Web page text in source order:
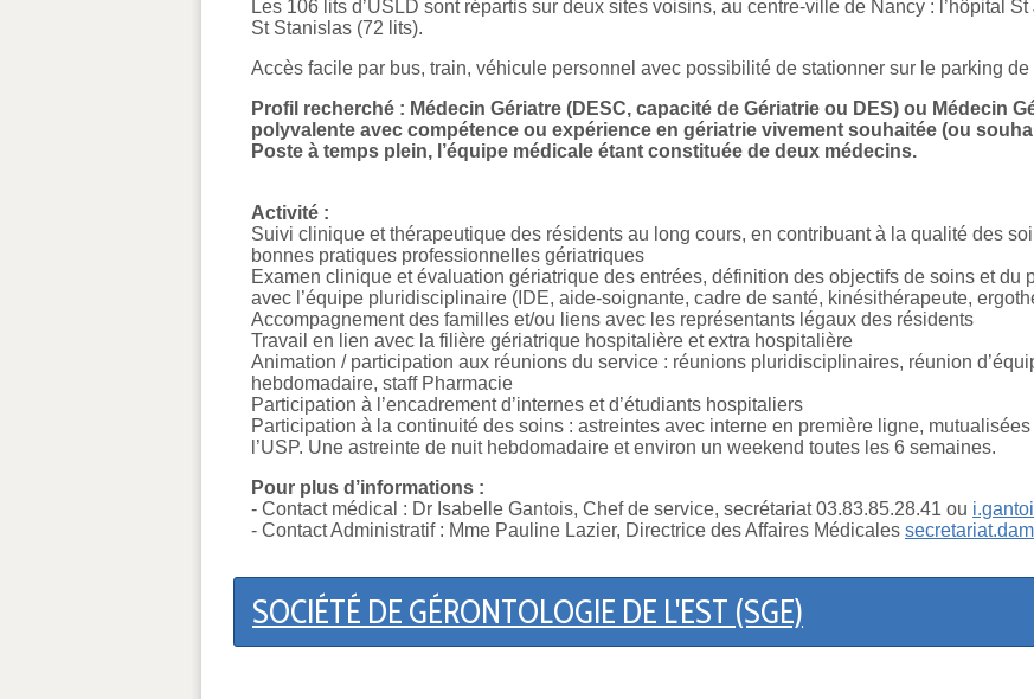
Les 106 lits d’USLD sont répartis sur deux sites voisins, au centre-ville de Nancy : l’hôpital
St Stanislas (72 lits).
Accès facile par bus, train, véhicule personnel avec possibilité de stationner sur le parking de
Profil recherché : Médecin Gériatre (DESC, capacité de Gériatrie ou DES) ou Médecin
polyvalente avec compétence ou expérience en gériatrie vivement souhaitée (ou
Poste à temps plein, l’équipe médicale étant constituée de deux médecins.
Activité :
Suivi clinique et thérapeutique des résidents au long cours, en contribuant à la qualité des
bonnes pratiques professionnelles gériatriques
Examen clinique et évaluation gériatrique des entrées, définition des objectifs de soins et du
avec l’équipe pluridisciplinaire (IDE, aide-soignante, cadre de santé, kinésithérapeute,
Accompagnement des familles et/ou liens avec les représentants légaux des résidents
Travail en lien avec la filière gériatrique hospitalière et extra hospitalière
Animation / participation aux réunions du service : réunions pluridisciplinaires, réunion
hebdomadaire, staff Pharmacie
Participation à l’encadrement d’internes et d’étudiants hospitaliers
Participation à la continuité des soins : astreintes avec interne en première ligne,
l’USP. Une astreinte de nuit hebdomadaire et environ un weekend toutes les 6 semaines.
Pour plus d’informations :
- Contact médical : Dr Isabelle Gantois, Chef de service, secrétariat 03.83.85.28.41 ou
- Contact Administratif : Mme Pauline Lazier, Directrice des Affaires Médicales
SOCIÉTÉ DE GÉRONTOLOGIE DE L'EST (SGE)